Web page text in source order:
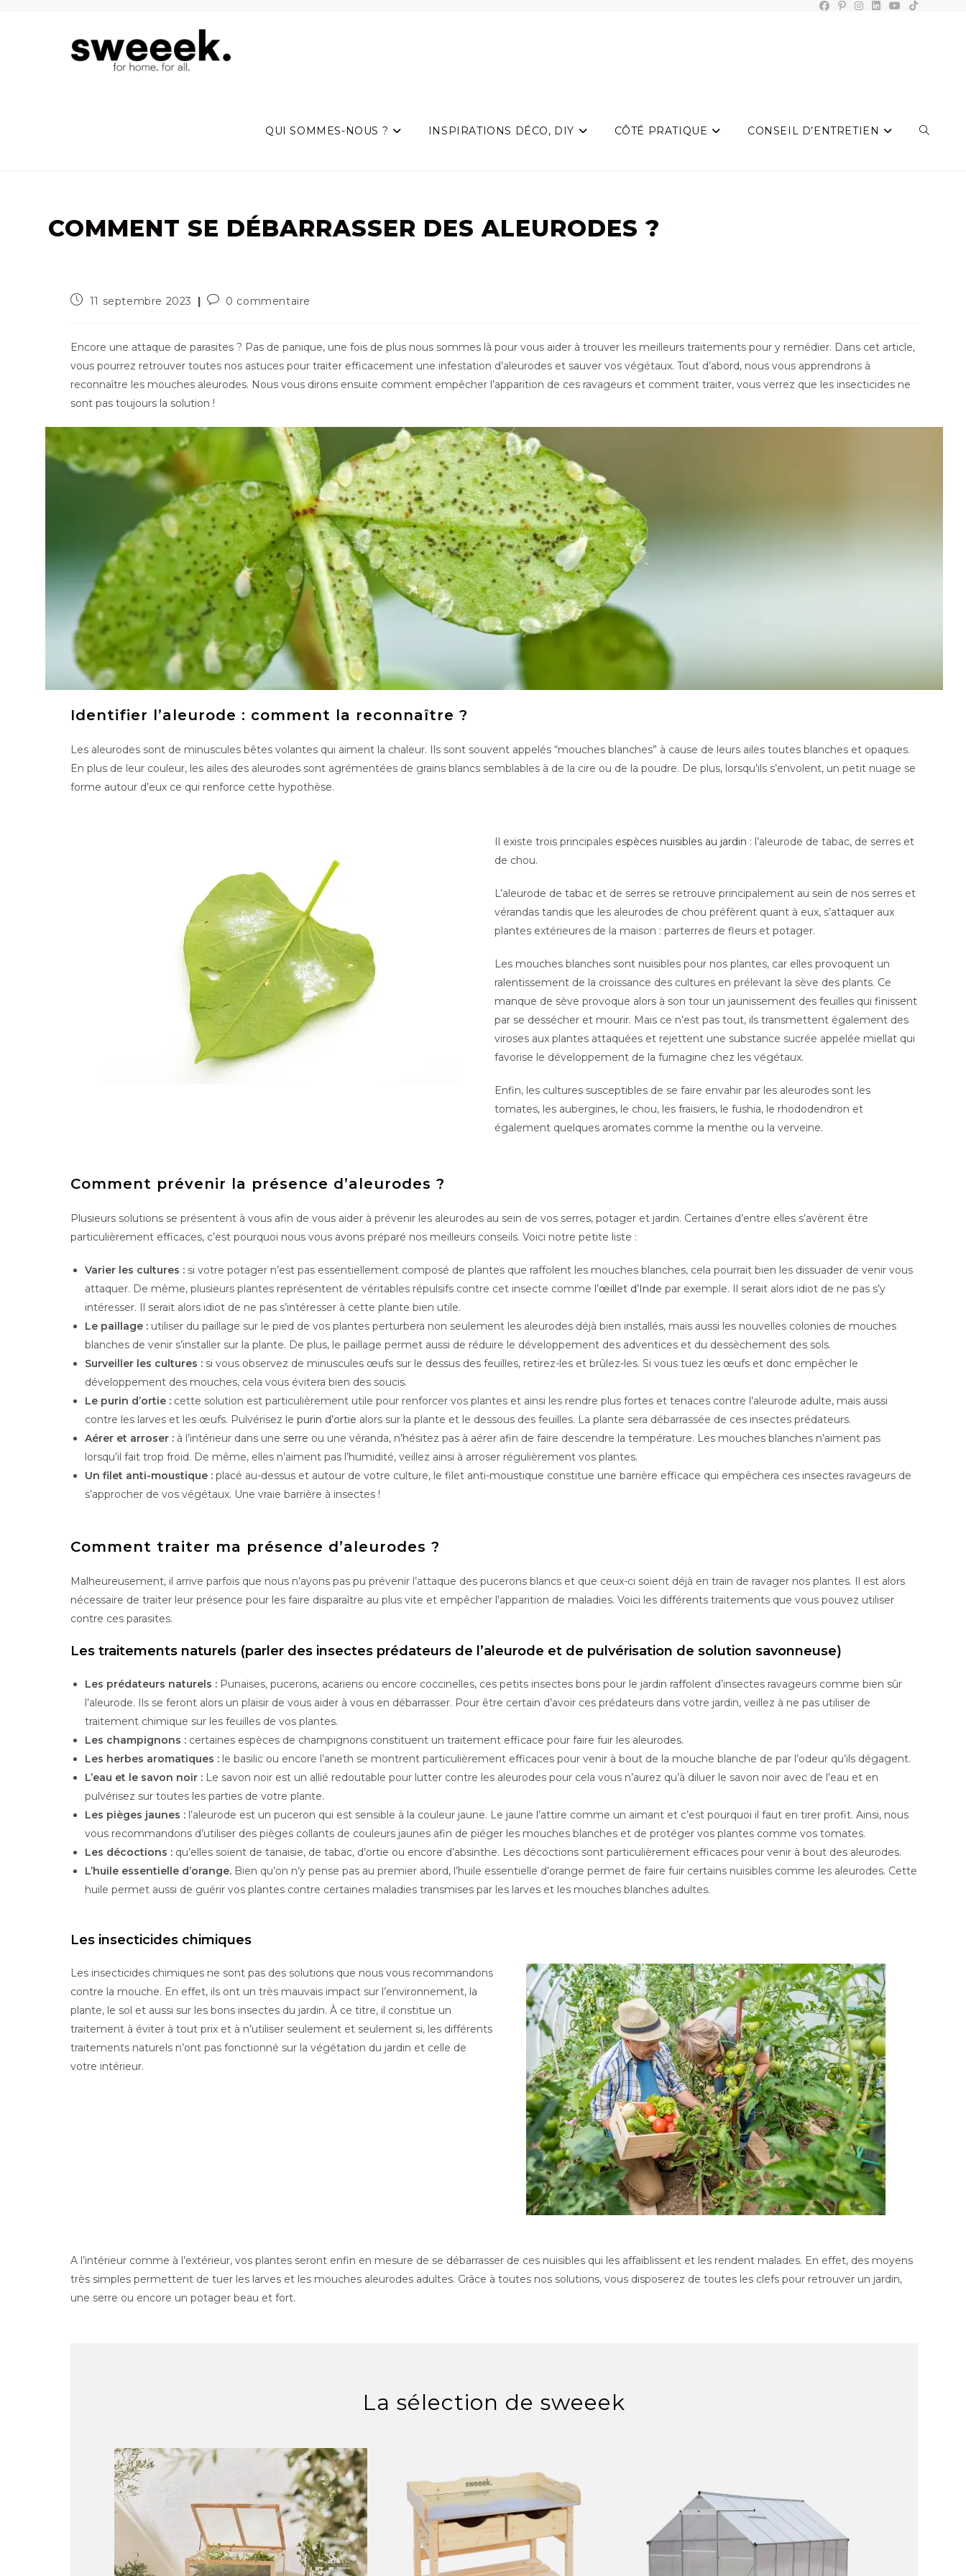
QUI SOMMES-NOUS ? INSPIRATIONS DÉCO, DIY CÔTÉ PRATIQUE CONSEIL D’ENTRETIEN TOGGLE
COMMENT SE DÉBARRASSER DES ALEURODES ?
Publication
11 septembre 2023
Commentaires
publication :
0 commentaire
Encore une attaque de parasites ? Pas de panique, une fois de plus nous sommes là pour vous aider à trouver les meilleurs traitements pour y remédier. Dans cet article,
vous pourrez retrouver toutes nos astuces pour traiter efficacement une infestation d’aleurodes et sauver vos végétaux. Tout d’abord, nous vous apprendrons à
reconnaître les mouches aleurodes. Nous vous dirons ensuite comment empêcher l’apparition de ces ravageurs et comment traiter, vous verrez que les insecticides ne
sont pas toujours la solution !
Identifier l’aleurode : comment la reconnaître ?
Les aleurodes sont de minuscules bêtes volantes qui aiment la chaleur. Ils sont souvent appelés “mouches blanches” à cause de leurs ailes toutes blanches et opaques.
En plus de leur couleur, les ailes des aleurodes sont agrémentées de grains blancs semblables à de la cire ou de la poudre. De plus, lorsqu’ils s’envolent, un petit nuage se
forme autour d’eux ce qui renforce cette hypothèse.
Il existe trois principales espèces nuisibles au jardin : l’aleurode de tabac, de serres et
de chou.
L’aleurode de tabac et de serres se retrouve principalement au sein de nos serres et
vérandas tandis que les aleurodes de chou préfèrent quant à eux, s’attaquer aux
plantes extérieures de la maison : parterres de fleurs et potager.
Les mouches blanches sont nuisibles pour nos plantes, car elles provoquent un
ralentissement de la croissance des cultures en prélevant la sève des plants. Ce
manque de sève provoque alors à son tour un jaunissement des feuilles qui finissent
par se dessécher et mourir. Mais ce n’est pas tout, ils transmettent également des
viroses aux plantes attaquées et rejettent une substance sucrée appelée miellat qui
favorise le développement de la fumagine chez les végétaux.
Enfin, les cultures susceptibles de se faire envahir par les aleurodes sont les
tomates, les aubergines, le chou, les fraisiers, le fushia, le rhododendron et
également quelques aromates comme la menthe ou la verveine.
Comment prévenir la présence d’aleurodes ?
Plusieurs solutions se présentent à vous afin de vous aider à prévenir les aleurodes au sein de vos serres, potager et jardin. Certaines d’entre elles s’avèrent être
particulièrement efficaces, c’est pourquoi nous vous avons préparé nos meilleurs conseils. Voici notre petite liste :
Varier les cultures : si votre potager n’est pas essentiellement composé de plantes que raffolent les mouches blanches, cela pourrait bien les dissuader de venir vous
attaquer. De même, plusieurs plantes représentent de véritables répulsifs contre cet insecte comme l’œillet d’Inde par exemple. Il serait alors idiot de ne pas s’y
intéresser. Il serait alors idiot de ne pas s’intéresser à cette plante bien utile.
Le paillage : utiliser du paillage sur le pied de vos plantes perturbera non seulement les aleurodes déjà bien installés, mais aussi les nouvelles colonies de mouches
blanches de venir s’installer sur la plante. De plus, le paillage permet aussi de réduire le développement des adventices et du dessèchement des sols.
Surveiller les cultures : si vous observez de minuscules œufs sur le dessus des feuilles, retirez-les et brûlez-les. Si vous tuez les œufs et donc empêcher le
développement des mouches, cela vous évitera bien des soucis.
Le purin d’ortie : cette solution est particulièrement utile pour renforcer vos plantes et ainsi les rendre plus fortes et tenaces contre l’aleurode adulte, mais aussi
contre les larves et les œufs. Pulvérisez lepurin d’ortie alors sur la plante et le dessous des feuilles. La plante sera débarrassée de ces insectes prédateurs.
Aérer et arroser : à l’intérieur dans une serre ou une véranda, n’hésitez pas à aérer afin de faire descendre la température. Les mouches blanches n’aiment pas
lorsqu’il fait trop froid. De même, elles n’aiment pas l’humidité, veillez ainsi à arroser régulièrement vos plantes.
Un filet anti-moustique :placé au-dessus et autour de votre culture, le filet anti-moustique constitue une barrière efficace qui empêchera ces insectes ravageurs de
s’approcher de vos végétaux. Une vraie barrière à insectes !
Comment traiter ma présence d’aleurodes ?
Malheureusement, il arrive parfois que nous n’ayons pas pu prévenir l’attaque des pucerons blancs et que ceux-ci soient déjà en train de ravager nos plantes. Il est alors
nécessaire de traiter leur présence pour les faire disparaître au plus vite et empêcher l’apparition de maladies. Voici les différents traitements que vous pouvez utiliser
contre ces parasites.
Les traitements naturels (parler des insectes prédateurs de l’aleurode et de pulvérisation de solution savonneuse)
Les prédateurs naturels : Punaises, pucerons, acariens ou encore coccinelles, ces petits insectes bons pour le jardin raffolent d’insectes ravageurs comme bien sûr
l’aleurode. Ils se feront alors un plaisir de vous aider à vous en débarrasser. Pour être certain d’avoir ces prédateurs dans votre jardin, veillez à ne pas utiliser de
traitement chimique sur les feuilles de vos plantes.
Les champignons : certaines espèces de champignons constituent un traitement efficace pour faire fuir les aleurodes.
Les herbes aromatiques : le basilic ou encore l’aneth se montrent particulièrement efficaces pour venir à bout de la mouche blanche de par l’odeur qu’ils dégagent.
L’eau et le savon noir : Le savon noir est un allié redoutable pour lutter contre les aleurodes pour cela vous n’aurez qu’à diluer le savon noir avec de l’eau et en
pulvérisez sur toutes les parties de votre plante.
Les pièges jaunes : l’aleurode est un puceron qui est sensible à la couleur jaune. Le jaune l’attire comme un aimant et c’est pourquoi il faut en tirer profit. Ainsi, nous
vous recommandons d’utiliser des pièges collants de couleurs jaunes afin de piéger les mouches blanches et de protéger vos plantes comme vos tomates.
Les décoctions : qu’elles soient de tanaisie, de tabac, d’ortie ou encore d’absinthe. Les décoctions sont particulièrement efficaces pour venir à bout des aleurodes.
L’huile essentielle d’orange. Bien qu’on n’y pense pas au premier abord, l’huile essentielle d’orange permet de faire fuir certains nuisibles comme les aleurodes. Cette
huile permet aussi de guérir vos plantes contre certaines maladies transmises par les larves et les mouches blanches adultes.
Les insecticides chimiques
Les insecticides chimiques ne sont pas des solutions que nous vous recommandons
contre la mouche. En effet, ils ont un très mauvais impact sur l’environnement, la
plante, le sol et aussi sur les bons insectes du jardin. À ce titre, il constitue un
traitement à éviter à tout prix et à n’utiliser seulement et seulement si, les différents
traitements naturels n’ont pas fonctionné sur la végétation du jardin et celle de
votre intérieur.
A l’intérieur comme à l’extérieur, vos plantes seront enfin en mesure de se débarrasser de ces nuisibles qui les affaiblissent et les rendent malades. En effet, des moyens
très simples permettent de tuer les larves et les mouches aleurodes adultes. Grâce à toutes nos solutions, vous disposerez de toutes les clefs pour retrouver un jardin,
une serre ou encore un potager beau et fort.
La sélection de sweeek